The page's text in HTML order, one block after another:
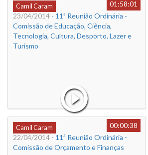
Camil Caram
01:58:01
23/04/2014 - 11ª Reunião Ordinária -
Comissão de Educação, Ciência,
Tecnologia, Cultura, Desporto, Lazer e
Turismo
Camil Caram
00:00:38
22/04/2014 - 11ª Reunião Ordinária -
Comissão de Orçamento e Finanças